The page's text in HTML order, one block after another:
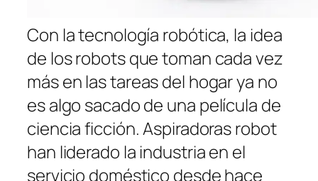
Con la tecnología robótica, la idea
de los robots que toman cada vez
más en las tareas del hogar ya no
es algo sacado de una película de
ciencia ficción. Aspiradoras robot
han liderado la industria en el
servicio doméstico desde hace